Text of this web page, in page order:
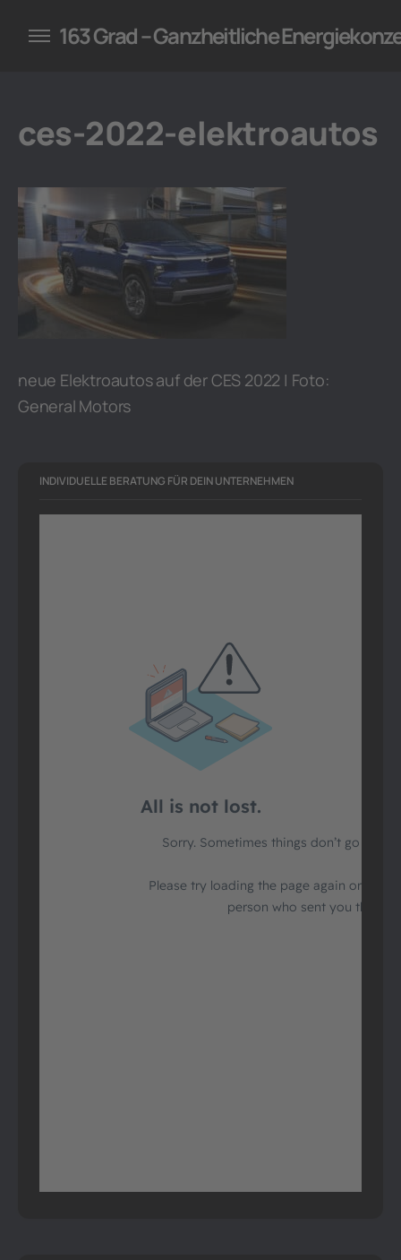
für Unternehmen
163 Grad – Ganzheitliche
ces-2022-elektroautos
neue Elektroautos auf der CES 2022 | Foto:
General Motors
INDIVIDUELLE BERATUNG FÜR DEIN UNTERNEHMEN